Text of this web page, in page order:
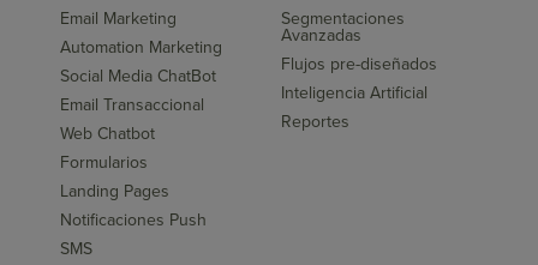
Email Marketing
Automation Marketing
Social Media ChatBot
Email Transaccional
Web Chatbot
Formularios
Landing Pages
Notificaciones Push
SMS
Segmentaciones
Avanzadas
Flujos pre-diseñados
Inteligencia Artificial
Reportes